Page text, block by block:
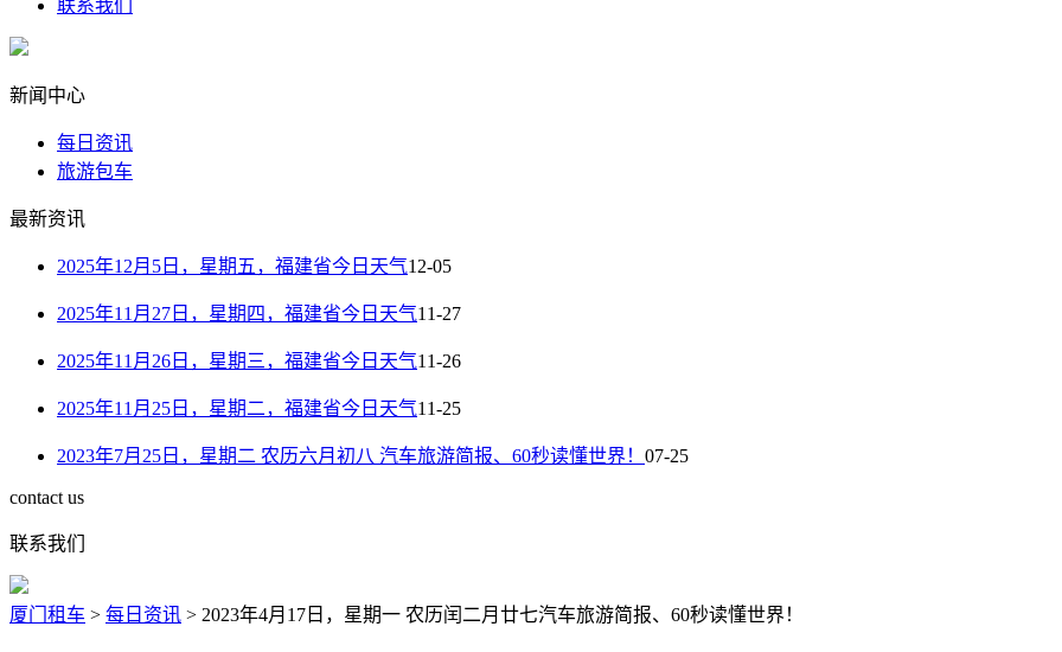
联系我们
新闻中心
每日资讯
旅游包车
最新资讯
2025年12月5日，星期五，福建省今日天气12-05
2025年11月27日，星期四，福建省今日天气11-27
2025年11月26日，星期三，福建省今日天气11-26
2025年11月25日，星期二，福建省今日天气11-25
2023年7月25日，星期二 农历六月初八 汽车旅游简报、60秒读懂世界！ 07-25
contact us
联系我们
厦门租车 > 每日资讯 > 2023年4月17日，星期一 农历闰二月廿七汽车旅游简报、60秒读懂世界！